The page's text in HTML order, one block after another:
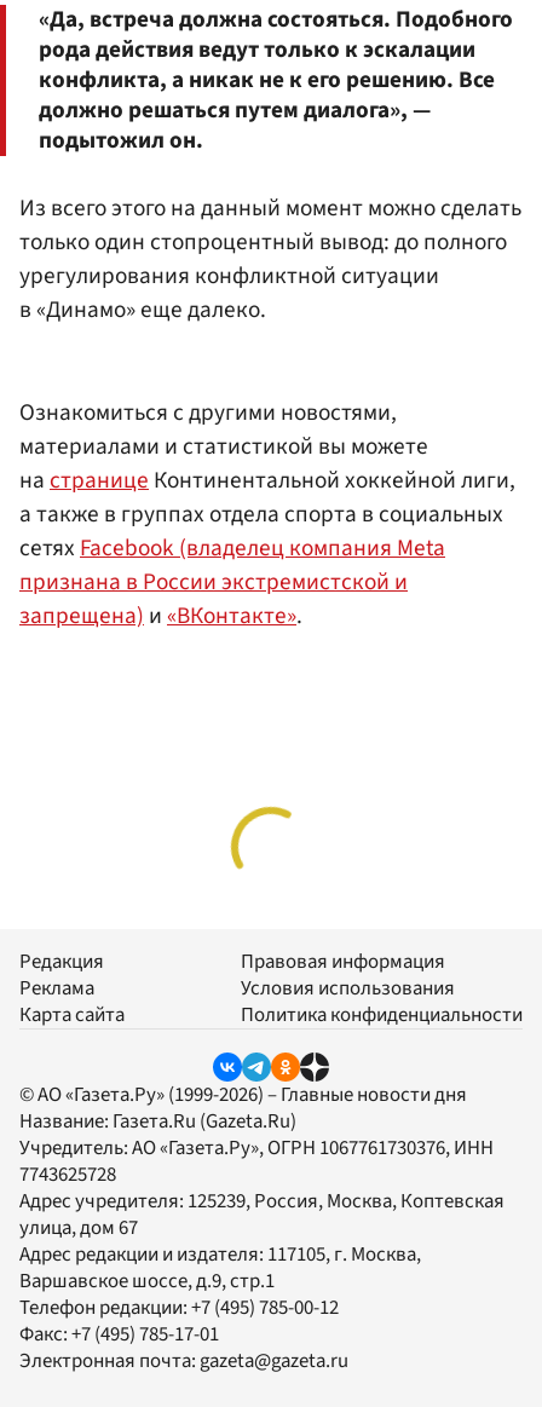
«Да, встреча должна состояться. Подобного
рода действия ведут только к эскалации
конфликта, а никак не к его решению. Все
должно решаться путем диалога», —
подытожил он.
Из всего этого на данный момент можно сделать
только один стопроцентный вывод: до полного
урегулирования конфликтной ситуации
в «Динамо» еще далеко.
Ознакомиться с другими новостями,
материалами и статистикой вы можете
настраницеКонтинентальной хоккейной лиги,
а также в группах отдела спорта в социальных
сетяхFacebook (владелец компания Meta
признана в России экстремистской и
запрещена)и«ВКонтакте».
Редакция
Реклама
Карта сайта
Правовая информация
Условия использования
Политика конфиденциальности
© АО «Газета.Ру» (1999-2026) – Главные новости дня
Название: Газета.Ru (Gazeta.Ru)
Учредитель:АО «Газета.Ру», ОГРН 1067761730376, ИНН
7743625728
Адрес учредителя: 125239, Россия, Москва, Коптевская
улица, дом 67
Адрес редакции и издателя: 117105, г. Москва,
Варшавское шоссе, д.9, стр.1
Телефон редакции:+7 (495) 785-00-12
Факс:+7 (495) 785-17-01
Электронная почта:gazeta@gazeta.ru